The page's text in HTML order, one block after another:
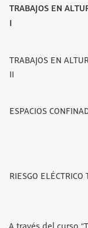
TRABAJOS EN
I
TRABAJOS EN
ESPACIOS
RIESGO ELÉCTRICO